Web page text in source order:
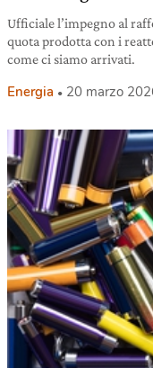
Ufficiale l’impegno al
quota prodotta con i
come ci siamo arrivati.
Energia 20 marzo